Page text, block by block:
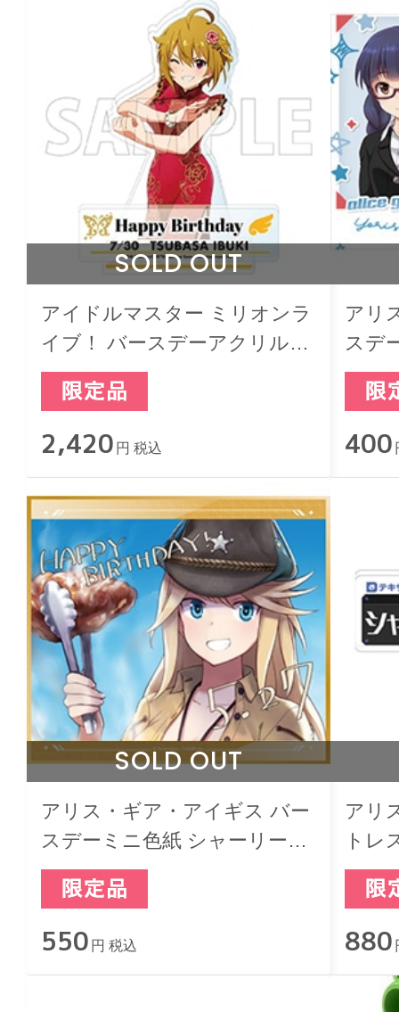
SOLD OUT
アイドルマスター ミリオンラ
イブ！ バースデーアクリルジ
オラマスタンド 伊吹 翼
2,420 円 税込
アリ
スデ
グカ
400
SOLD OUT
アリス・ギア・アイギス バー
スデーミニ色紙 シャーリー・
オークレイ
550 円 税込
アリ
トレ
シャ
880